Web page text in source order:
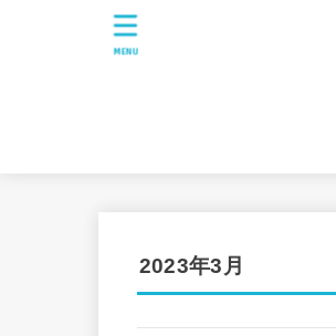
MENU
2023年3月